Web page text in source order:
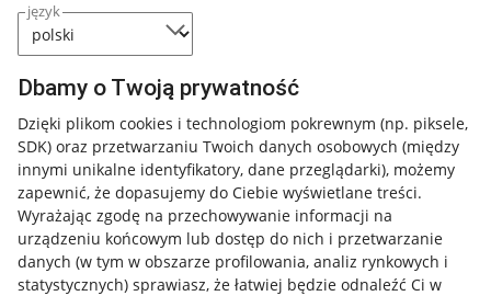
język
Dbamy o Twoją prywatność
Dzięki plikom cookies i technologiom pokrewnym (np. piksele,
SDK) oraz przetwarzaniu Twoich danych osobowych (między
innymi unikalne identyfikatory, dane przeglądarki), możemy
zapewnić, że dopasujemy do Ciebie wyświetlane treści.
Wyrażając zgodę na przechowywanie informacji na
urządzeniu końcowym lub dostęp do nich i przetwarzanie
danych (w tym w obszarze profilowania, analiz rynkowych i
statystycznych) sprawiasz, że łatwiej będzie odnaleźć Ci w